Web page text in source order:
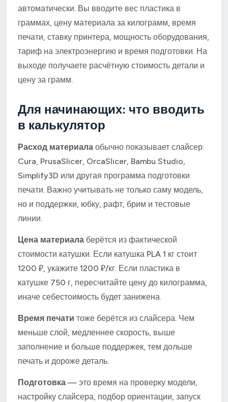
автоматически. Вы вводите вес пластика в
граммах, цену материала за килограмм, время
печати, ставку принтера, мощность оборудования,
тариф на электроэнергию и время подготовки. На
выходе получаете расчётную стоимость детали и
цену за грамм.
Для начинающих: что вводить
в калькулятор
Расход материала обычно показывает слайсер:
Cura, PrusaSlicer, OrcaSlicer, Bambu Studio,
Simplify3D или другая программа подготовки
печати. Важно учитывать не только саму модель,
но и поддержки, юбку, рафт, брим и тестовые
линии.
Цена материала берётся из фактической
стоимости катушки. Если катушка PLA 1 кг стоит
1200 ₽, укажите 1200 ₽/кг. Если пластика в
катушке 750 г, пересчитайте цену до килограмма,
иначе себестоимость будет занижена.
Время печати тоже берётся из слайсера. Чем
меньше слой, медленнее скорость, выше
заполнение и больше поддержек, тем дольше
печать и дороже деталь.
Подготовка — это время на проверку модели,
настройку слайсера, подбор ориентации, запуск